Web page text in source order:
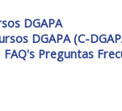
DGAPA
DGAPA (C-
FAQ's Preguntas